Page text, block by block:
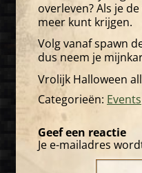
overleven? Als je
meer kunt krijgen.
Volg vanaf spawn
dus neem je
Vrolijk Halloween
Categorieën: Events
Geef een reactie
Je e-mailadres